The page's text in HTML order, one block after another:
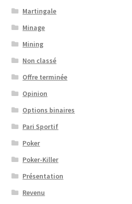
Martingale
Minage
Mining
Non classé
Offre terminée
Opinion
Options binaires
Pari Sportif
Poker
Poker-Killer
Présentation
Revenu